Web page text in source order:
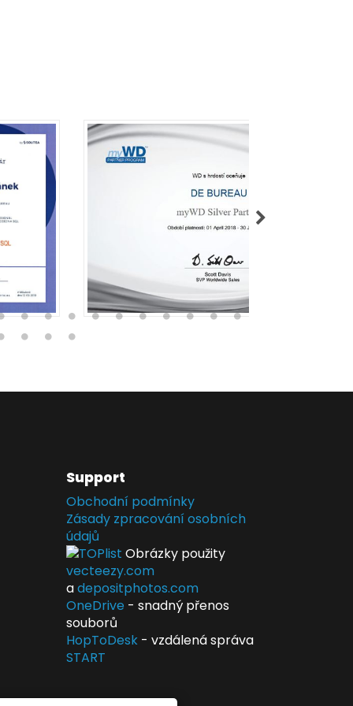
Support
Obchodní podmínky
Zásady zpracování osobních
údajů
Obrázky použity
vecteezy.com
adepositphotos.com
OneDrive - snadný přenos
souborů
HopToDesk- vzdálená správa
START